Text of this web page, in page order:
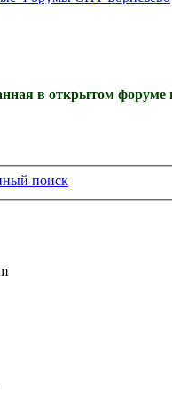
в открытом форуме
поиск